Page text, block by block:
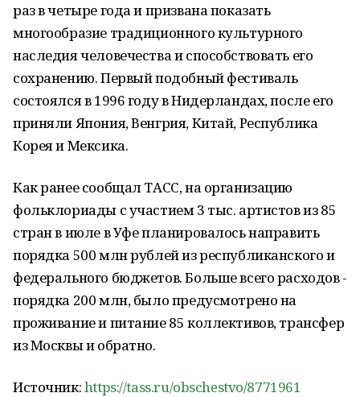
раз в четыре года и призвана показать
многообразие традиционного культурного
наследия человечества и способствовать его
сохранению. Первый подобный фестиваль
состоялся в 1996 году в Нидерландах, после его
приняли Япония, Венгрия, Китай, Республика
Корея и Мексика.
Как ранее сообщал ТАСС, на организацию
фольклориады с участием 3 тыс. артистов из 85
стран в июле в Уфе планировалось направить
порядка 500 млн рублей из республиканского и
федерального бюджетов. Больше всего расходов -
порядка 200 млн, было предусмотрено на
проживание и питание 85 коллективов, трансфер
из Москвы и обратно.
Источник:https://tass.ru/obschestvo/8771961